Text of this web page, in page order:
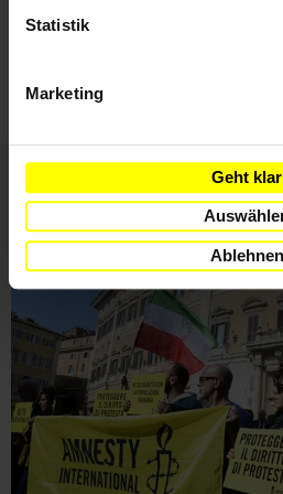
Statistik
Marketing
Geht klar
Ablehnen
Ich habe die
Weitere Artikel